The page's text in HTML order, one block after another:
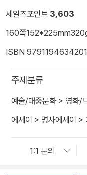
세일즈포인트 3,603
160쪽152*225mm
ISBN 9791194634201
주제분류
예술/대중문화> 영화/
에세이 > 명사에세이 >